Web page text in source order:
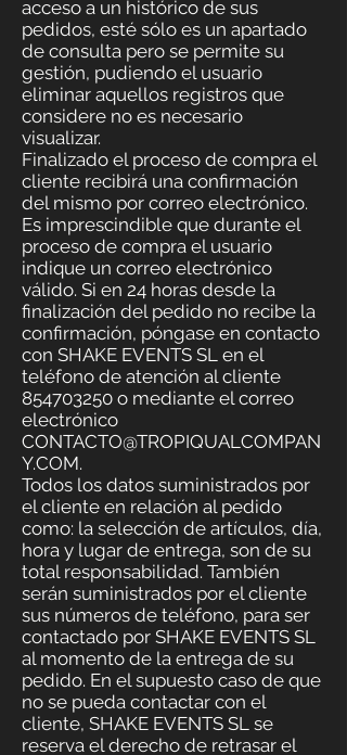
acceso a un histórico de sus
pedidos, esté sólo es un apartado
de consulta pero se permite su
gestión, pudiendo el usuario
eliminar aquellos registros que
considere no es necesario
visualizar.
Finalizado el proceso de compra el
cliente recibirá una confirmación
del mismo por correo electrónico.
Es imprescindible que durante el
proceso de compra el usuario
indique un correo electrónico
válido. Si en 24 horas desde la
finalización del pedido no recibe la
confirmación, póngase en contacto
con SHAKE EVENTS SL en el
teléfono de atención al cliente
854703250 o mediante el correo
electrónico
CONTACTO@TROPIQUALCOMPAN
Y.COM.
Todos los datos suministrados por
el cliente en relación al pedido
como: la selección de artículos, día,
hora y lugar de entrega, son de su
total responsabilidad. También
serán suministrados por el cliente
sus números de teléfono, para ser
contactado por SHAKE EVENTS SL
al momento de la entrega de su
pedido. En el supuesto caso de que
no se pueda contactar con el
cliente, SHAKE EVENTS SL se
reserva el derecho de retrasar el